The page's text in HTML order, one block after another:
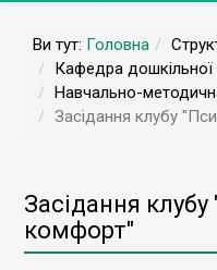
Ви тут: Головна
Кафедра дошкільної
Навчально-
Засідання клубу
Засідання
комфорт"